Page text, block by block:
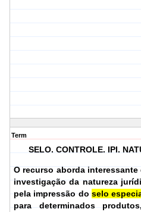
Term
SELO. CONTROLE. IPI.
O recurso aborda
investigação da natureza
pela impressão do selo
para determinados